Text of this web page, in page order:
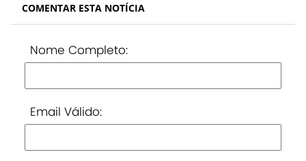
COMENTAR ESTA NOTÍCIA
Nome Completo:
Email Válido: